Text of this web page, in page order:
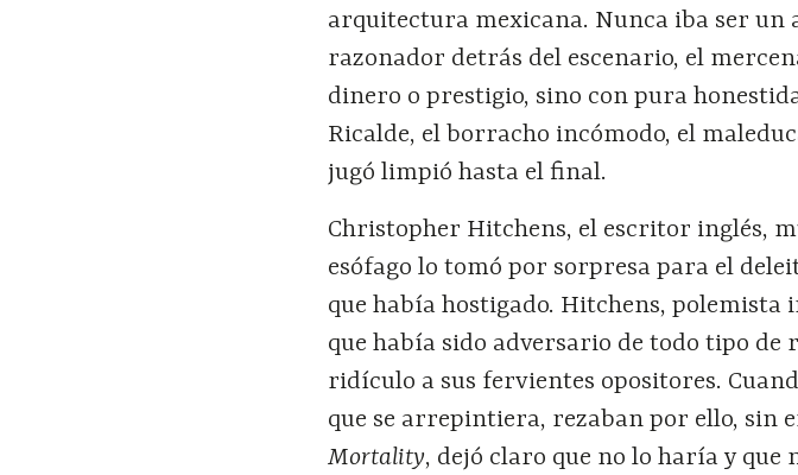
arquitectura mexicana. Nunca iba ser un
razonador detrás del escenario, el
dinero o prestigio, sino con pura
Ricalde, el borracho incómodo, el
jugó limpió hasta el final.
Christopher Hitchens, el escritor inglés,
esófago lo tomó por sorpresa para el
que había hostigado. Hitchens, polemista
que había sido adversario de todo tipo de
ridículo a sus fervientes opositores.
que se arrepintiera, rezaban por ello, sin
Mortality, dejó claro que no lo haría y